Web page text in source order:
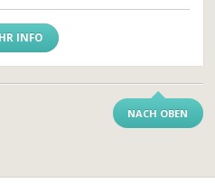
INFO
NACH OBEN